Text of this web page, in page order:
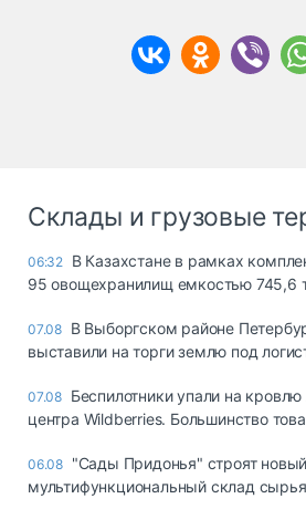
Склады и грузовые
06:32 В Казахстане в рамках
95 овощехранилищ емкостью 745,6
07.08 В Выборгском районе
выставили на торги землю под
07.08 Беспилотники упали на кровлю
центра Wildberries. Большинство
06.08 "Сады Придонья" строят новый
мультифункциональный склад сырья